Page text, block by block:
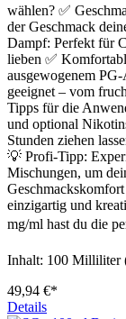
wählen? ✅
der Geschmack
Dampf: Perfekt für
lieben ✅
ausgewogenem
geeignet – vom
Tipps für die
und optional
Stunden ziehen
💡 Profi-Tipp:
Mischungen, um
einzigartig und
mg/ml hast du die
Inhalt: 100 Milliliter
49,94 €*
Details